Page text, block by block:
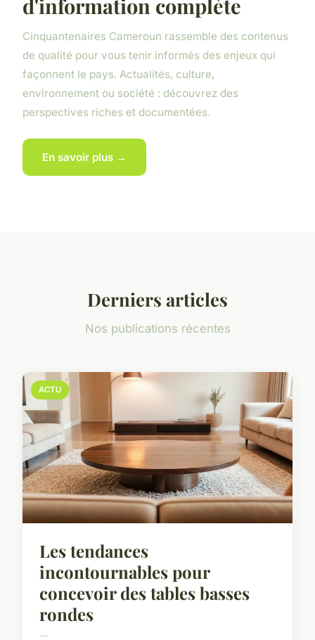
d'information complète
Cinquantenaires Cameroun rassemble des contenus
de qualité pour vous tenir informés des enjeux qui
façonnent le pays. Actualités, culture,
environnement ou société : découvrez des
perspectives riches et documentées.
En savoir plus →
Derniers articles
Nos publications récentes
ACTU
Les tendances
incontournables pour
concevoir des tables basses
rondes
...